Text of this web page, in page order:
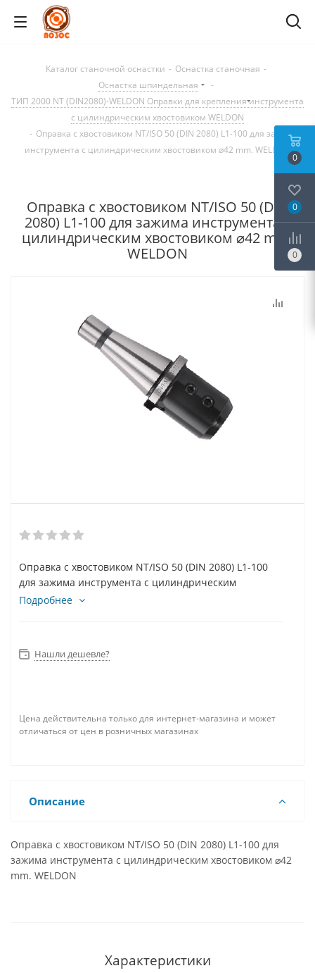
Каталог станочной оснастки - Оснастка станочная -
Оснастка шпиндельная
-
ТИП 2000 NT (DIN2080)-WELDON Оправки для крепления инструмента
с цилиндрическим хвостовиком WELDON
- Оправка с хвостовиком NT/ISO 50 (DIN 2080) L1-100 для зажима
инструмента с цилиндрическим хвостовиком ⌀42 mm. WELDON
Оправка с хвостовиком NT/ISO 50 (DIN
2080) L1-100 для зажима инструмента с
цилиндрическим хвостовиком ⌀42 mm.
WELDON
Оправка с хвостовиком NT/ISO 50 (DIN 2080) L1-100
для зажима инструмента с цилиндрическим
хвостовиком ⌀42 mm. WELDON
Подробнее
Нашли дешевле?
Цена действительна только для интернет-магазина и может
отличаться от цен в розничных магазинах
Описание
Оправка с хвостовиком NT/ISO 50 (DIN 2080) L1-100 для
зажима инструмента с цилиндрическим хвостовиком ⌀42
mm. WELDON
Характеристики
0
0
0